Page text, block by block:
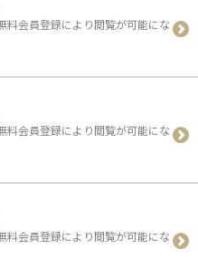
料会員登録により閲覧が可能にな
料会員登録により閲覧が可能にな
料会員登録により閲覧が可能にな